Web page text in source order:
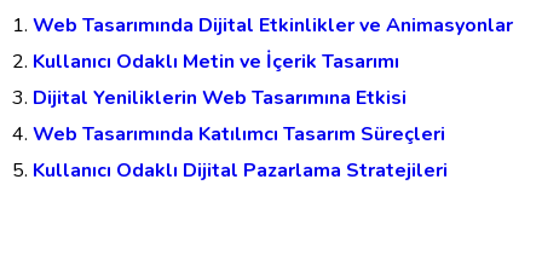
Web Tasarımında Dijital Etkinlikler ve Animasyonlar
Kullanıcı Odaklı Metin ve İçerik Tasarımı
Dijital Yeniliklerin Web Tasarımına Etkisi
Web Tasarımında Katılımcı Tasarım Süreçleri
Kullanıcı Odaklı Dijital Pazarlama Stratejileri